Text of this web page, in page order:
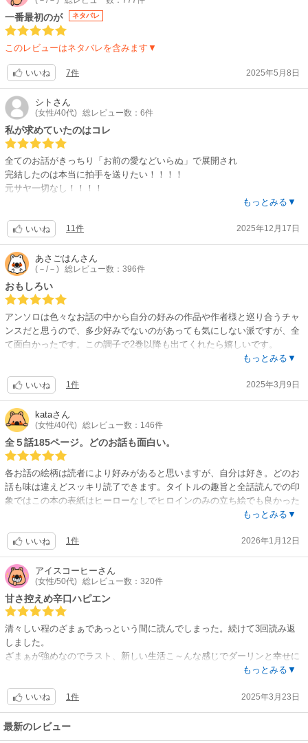
一番最初のが ネタバレ
このレビューはネタバレを含みます▼
いいね 7件 2025年5月8日
シト さん
(女性/40代) 総レビュー数：6件
私が求めていたのはコレ
全てのお話がきっちり「お前の愛などいらぬ」で展開され
完結したのは本当に拍手を送りたい！！！！
元サヤ一切なし！！！！
「愛さないといわれた令嬢ですが...」それは誤解で、不器用な夫に溺愛さ
欺のアンソロジーが蔓延するこの業界で、素晴らしく看板に偽りのないア
ンソロジーでした。
是非第2弾を出していただきたい。買います。
5話中1話だけ、家族愛の話でしたが残りは夫や婚約者のお話です。
全てスカッとして終わっているので、元サヤが苦手で読後の清涼感を味わ
いたい方にはオススメです。
安心安全、タイトル通りのよいアンソロジーなのでネタバレは書きませ
ん。
そのくらい買っていただいて損は無いかと思います。
もっとみる▼
いいね 11件 2025年12月17日
あさごはんさん
(－/－) 総レビュー数：396件
おもしろい
アンソロは色々なお話の中から自分の好みの作品や作者様と巡り合うチャ
ンスだと思うので、多少好みでないのがあっても気にしない派ですが、全
て面白かったです。この調子で2巻以降も出てくれたら嬉しいです。
もう少しお話の先まで読みたいな～と思うお話もありますが、つまり面白
せになりましょうよ!!と心から思うくらいのクズな夫やら婚約者ばかりな
ので、次もスカッとやっちゃって欲しいです(笑)
もっとみる▼
いいね 1件 2025年3月9日
kataさん
(女性/40代) 総レビュー数：146件
全５話185ページ。どのお話も面白い。
各お話の絵柄は読者により好みがあると思いますが、自分は好き。どのお
話も味は違えどスッキリ読了できます。タイトルの趣旨と全話読んでの印
象ではこの本の表紙はヒーローなしでヒロインのみの立ち絵でも良かった
かもしれん。ヒーローありきの幸せでなく、自分自身をしっかり見つめて
もっとみる▼
いいね 1件 2026年1月12日
アイスコーヒーさん
(女性/50代) 総レビュー数：320件
甘さ控えめ辛口ハピエン
清々しい程のざまぁであっという間に読んでしまった。続けて3回読み返
しました。
ざまぁが強めなのでラスト、新しい生活こ～んな感じでダーリンと幸せに
暮らします…が薄めです。なので、その後が読みたい…感が強い！どのお
続くといいな。
もっとみる▼
いいね 1件 2025年3月23日
最新のレビュー